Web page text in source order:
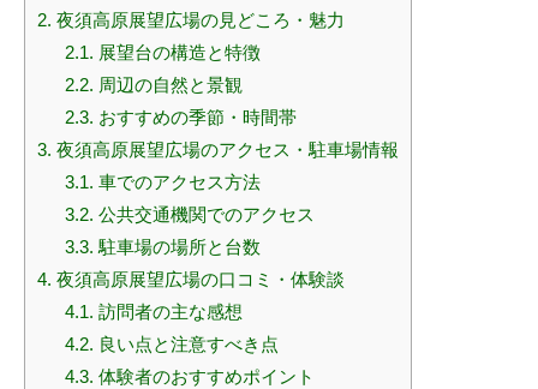
2. 夜須高原展望広場の見どころ・魅力
2.1. 展望台の構造と特徴
2.2. 周辺の自然と景観
2.3. おすすめの季節・時間帯
3. 夜須高原展望広場のアクセス・駐車場情報
3.1. 車でのアクセス方法
3.2. 公共交通機関でのアクセス
3.3. 駐車場の場所と台数
4. 夜須高原展望広場の口コミ・体験談
4.1. 訪問者の主な感想
4.2. 良い点と注意すべき点
4.3. 体験者のおすすめポイント